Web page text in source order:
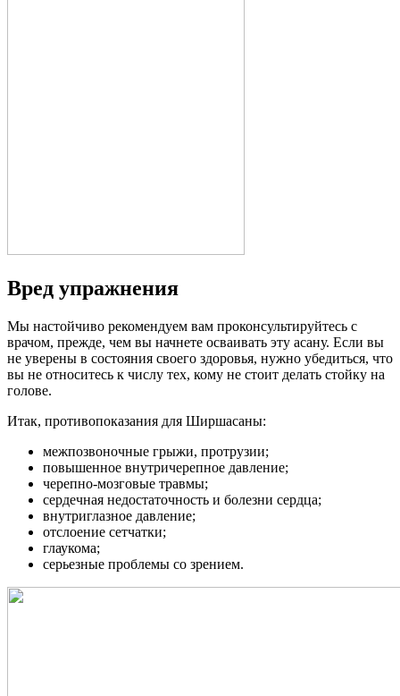
Вред упражнения
Мы настойчиво рекомендуем вам проконсультируйтесь с
врачом, прежде, чем вы начнете осваивать эту асану. Если вы
не уверены в состояния своего здоровья, нужно убедиться, что
вы не относитесь к числу тех, кому не стоит делать стойку на
голове.
Итак, противопоказания для Ширшасаны:
межпозвоночные грыжи, протрузии;
повышенное внутричерепное давление;
черепно-мозговые травмы;
сердечная недостаточность и болезни сердца;
внутриглазное давление;
отслоение сетчатки;
глаукома;
серьезные проблемы со зрением.